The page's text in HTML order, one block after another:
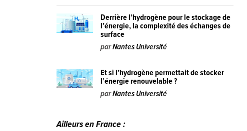
Derrière l’hydrogène pour le stockage de
l’énergie, la complexité des échanges de
surface
parNantes Université
Et si l’hydrogène permettait de stocker
l’énergie renouvelable ?
parNantes Université
Ailleurs en France :